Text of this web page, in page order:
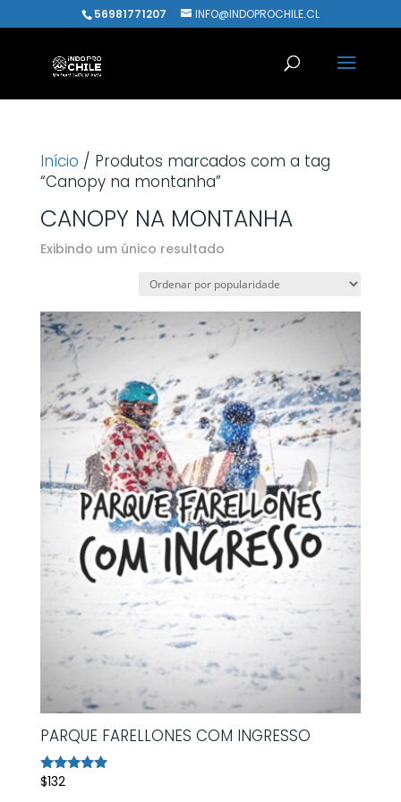
56981771207 INFO@INDOPROCHILE.CL
Início / Produtos marcados com a tag
“Canopy na montanha”
CANOPY NA MONTANHA
Exibindo um único resultado
PARQUE FARELLONES COM INGRESSO
Avaliação
$132